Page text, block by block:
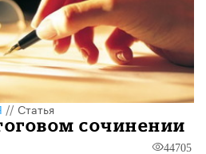
//Статья
сочинении
44705